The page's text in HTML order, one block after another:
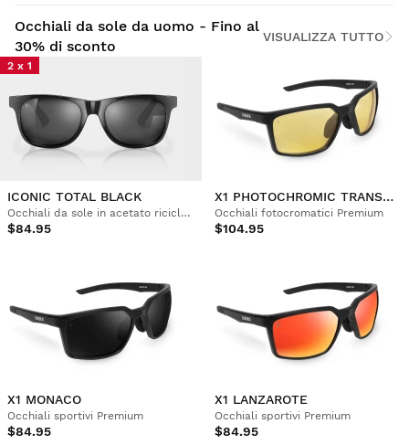
Occhiali da sole da uomo - Fino al
30% di sconto
VISUALIZZA TUTTO
2 x 1
ICONIC TOTAL BLACK
Occhiali da sole in acetato riciclato
$84.95
X1 PHOTOCHROMIC TRANSNEVADA
Occhiali fotocromatici Premium
$104.95
X1 MONACO
Occhiali sportivi Premium
$84.95
X1 LANZAROTE
Occhiali sportivi Premium
$84.95